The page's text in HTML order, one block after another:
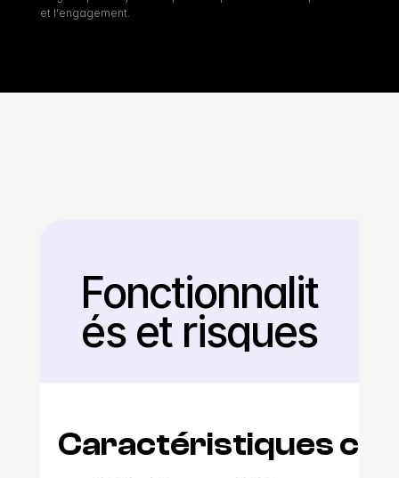
et l'engagement.
Retour
Fonctionnalit
és et risques
Caractéristiques